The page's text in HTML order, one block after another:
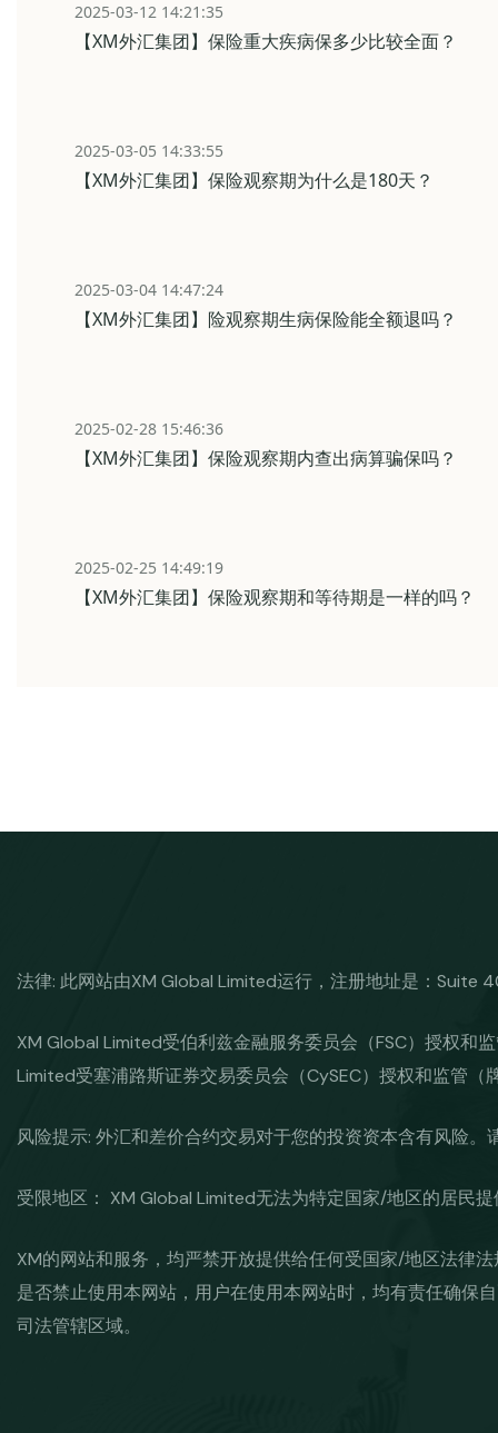
2025-03-12 14:21:35
【XM外汇集团】保险重大疾病保多少比较全面？
2025-03-05 14:33:55
【XM外汇集团】保险观察期为什么是180天？
2025-03-04 14:47:24
【XM外汇集团】险观察期生病保险能全额退吗？
2025-02-28 15:46:36
【XM外汇集团】保险观察期内查出病算骗保吗？
2025-02-25 14:49:19
【XM外汇集团】保险观察期和等待期是一样的吗？
法律: 此网站由XM Global Limited运行，注册地址是：Suite
XM Global Limited受伯利兹金融服务委员会（FSC）授权
Limited受塞浦路斯证券交易委员会（CySEC）授权和监管
风险提示: 外汇和差价合约交易对于您的投资资本含有风险
受限地区： XM Global Limited无法为特定国家/地区的居民
XM的网站和服务，均严禁开放提供给任何受国家/地区法律
是否禁止使用本网站，用户在使用本网站时，均有责任确保
司法管辖区域。